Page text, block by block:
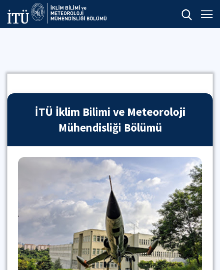
İTÜ İklim Bilimi ve Meteoroloji
Mühendisliği Bölümü